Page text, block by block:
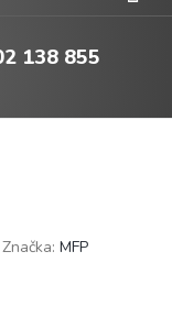
138 855
Značka: MFP